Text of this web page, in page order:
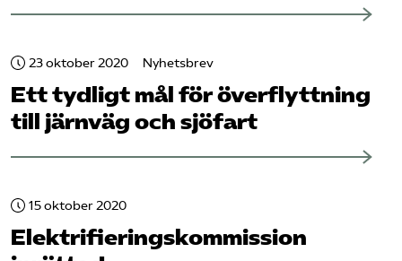
23 oktober 2020 Nyhetsbrev
Ett tydligt mål för överflyttning
till järnväg och sjöfart
15 oktober 2020
Elektrifieringskommission